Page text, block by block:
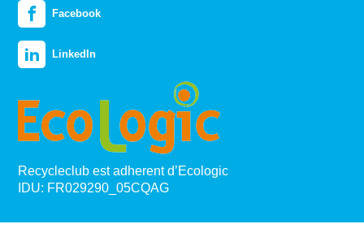
Facebook
LinkedIn
Recycleclub est adherent d’Ecologic
IDU: FR029290_05CQAG